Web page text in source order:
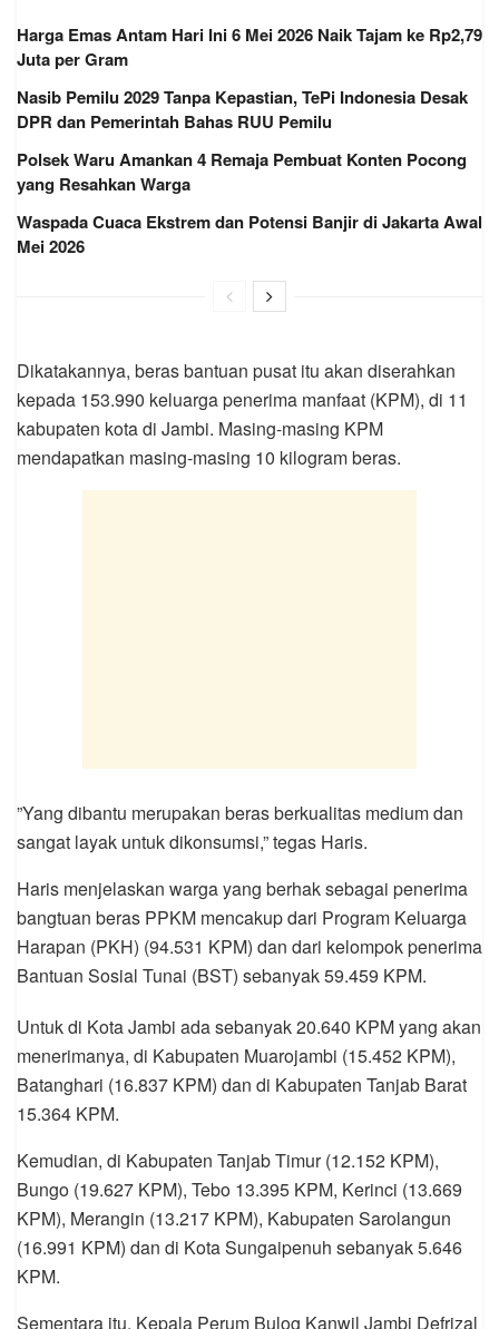
Harga Emas Antam Hari Ini 6 Mei 2026 Naik Tajam ke Rp2,79
Juta per Gram
Nasib Pemilu 2029 Tanpa Kepastian, TePi Indonesia Desak
DPR dan Pemerintah Bahas RUU Pemilu
Polsek Waru Amankan 4 Remaja Pembuat Konten Pocong
yang Resahkan Warga
Waspada Cuaca Ekstrem dan Potensi Banjir di Jakarta Awal
Mei 2026
Dikatakannya, beras bantuan pusat itu akan diserahkan
kepada 153.990 keluarga penerima manfaat (KPM), di 11
kabupaten kota di Jambi. Masing-masing KPM
mendapatkan masing-masing 10 kilogram beras.
”Yang dibantu merupakan beras berkualitas medium dan
sangat layak untuk dikonsumsi,” tegas Haris.
Haris menjelaskan warga yang berhak sebagai penerima
bangtuan beras PPKM mencakup dari Program Keluarga
Harapan (PKH) (94.531 KPM) dan dari kelompok penerima
Bantuan Sosial Tunai (BST) sebanyak 59.459 KPM.
Untuk di Kota Jambi ada sebanyak 20.640 KPM yang akan
menerimanya, di Kabupaten Muarojambi (15.452 KPM),
Batanghari (16.837 KPM) dan di Kabupaten Tanjab Barat
15.364 KPM.
Kemudian, di Kabupaten Tanjab Timur (12.152 KPM),
Bungo (19.627 KPM), Tebo 13.395 KPM, Kerinci (13.669
KPM), Merangin (13.217 KPM), Kabupaten Sarolangun
(16.991 KPM) dan di Kota Sungaipenuh sebanyak 5.646
KPM.
Sementara itu, Kepala Perum Bulog Kanwil Jambi Defrizal